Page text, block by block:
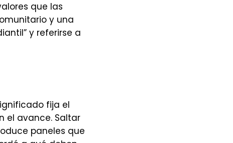
que las
y una
y referirse a
fija el
el avance. Saltar
paneles que